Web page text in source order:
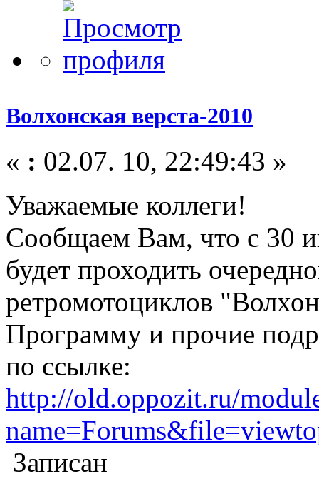
Волхонская верста-2010
« : 02.07. 10, 22:49:43 »
Уважаемые коллеги!
Сообщаем Вам, что с 30
будет проходить
ретромотоциклов
Программу и прочие
по ссылке:
http://old.oppozit.ru/
Записан